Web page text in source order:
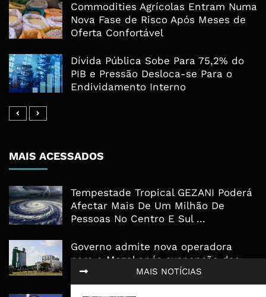
MAIS NOTÍCIAS
Commodities Agrícolas Entram Numa
Nova Fase de Risco Após Meses de
Oferta Confortável
Dívida Pública Sobe Para 75,2% do
PIB e Pressão Desloca-se Para o
Endividamento Interno
MAIS ACESSADOS
Tempestade Tropical GEZANI Poderá
Afectar Mais De Um Milhão De
Pessoas No Centro E Sul ...
Governo admite nova operadora
para a Mozal após suspensão das
operações